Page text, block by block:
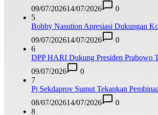
09/07/202614/07/2026
0
5
Bobby Nasution Apresiasi Dukungan
09/07/202614/07/2026
0
6
DPP HARI Dukung Presiden Prabowo
09/07/2026
0
7
Pj Sekdaprov Sumut Tekankan
08/07/202614/07/2026
0
8